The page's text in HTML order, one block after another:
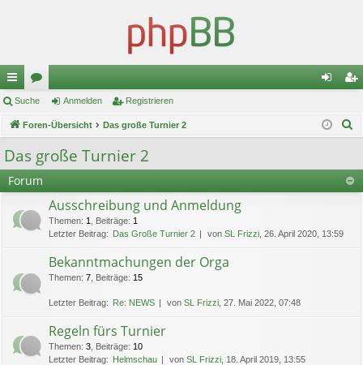
ch
ne
llz
ug
or
en m ist
re
Suche Anmelden Registrieren
Foren-Übersicht Das große Turnier 2
e
Das große Turnier 2
Forum
Ausschreibung und Anmeldung
Themen: 1 Beiträge: 1
Letzter Beitrag: Das Große Turnier 2 von SL Frizzi , 26. April 2020, 13:59
Bekanntmachungen der Orga
Themen: 7 Beiträge: 15
Letzter Beitrag: Re: NEWS von SL Frizzi , 27. Mai 2022, 07:48
Regeln fürs Turnier
Themen: 3 Beiträge: 10
Letzter Beitrag: Helmschau von SL Frizzi , 18. April 2019, 13:55